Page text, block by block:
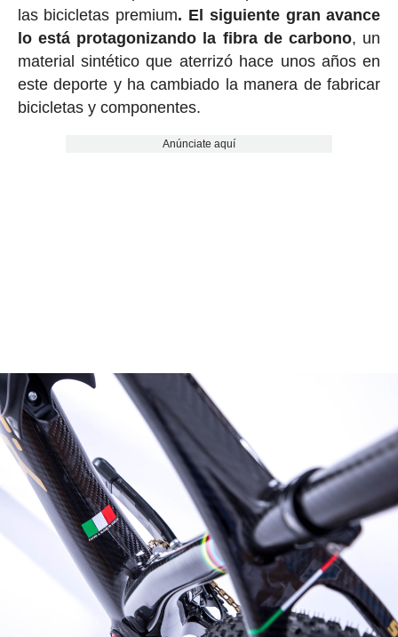
las bicicletas premium. El siguiente gran avance
lo está protagonizando la fibra de carbono, un
material sintético que aterrizó hace unos años en
este deporte y ha cambiado la manera de fabricar
bicicletas y componentes.
Anúnciate aquí